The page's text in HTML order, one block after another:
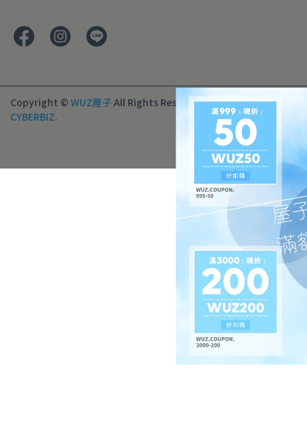
Copyright © WUZ屋子All Rights Reserved.Designed by
CYBERBIZ.